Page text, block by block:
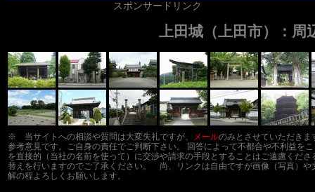
スポンサードリンク
上田城（上田市）：周
※ 当サイトへの相談や質問は大変失礼ですが、 メールのみとさせていただき
参考意見です。ご自身の責任でご判断下さい。 回答によって不都合や不利益を
を直接的（当社の名前を使って）に交渉や請求の手段とすることはご遠慮くだ
替えを行いますのでご了承ください。 尚、リンクは自由ですが画像（写真）
解の程よろしくお願いします。